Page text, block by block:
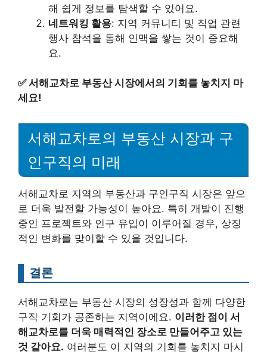
해 쉽게 정보를 탐색할 수 있어요.
네트워킹 활용: 지역 커뮤니티 및 직업 관련
행사 참석을 통해 인맥을 쌓는 것이 중요해
요.
✅서해교차로 부동산 시장에서의 기회를 놓치지 마
세요!
서해교차로의 부동산 시장과 구
인구직의 미래
서해교차로 지역의 부동산과 구인구직 시장은 앞으
로 더욱 발전할 가능성이 높아요. 특히 개발이 진행
중인 프로젝트와 인구 유입이 이루어질 경우, 상징
적인 변화를 맞이할 수 있을 것입니다.
결론
서해교차로는 부동산 시장의 성장성과 함께 다양한
구직 기회가 공존하는 지역이에요. 이러한 점이 서
해교차로를 더욱 매력적인 장소로 만들어주고 있는
것 같아요. 여러분도 이 지역의 기회를 놓치지 마시